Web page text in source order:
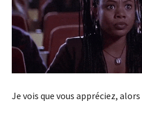
Je vois que vous appréciez,